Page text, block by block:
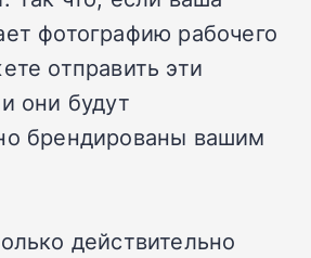
фотографию рабочего
отправить эти
они будут
брендированы вашим
действительно